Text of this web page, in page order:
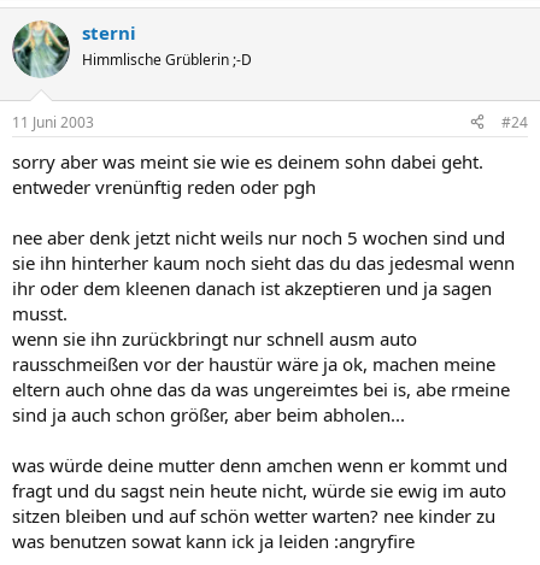
sterni
Himmlische Grüblerin ;-D
11 Juni 2003 #24
sorry aber was meint sie wie es deinem sohn dabei geht.
entweder vrenünftig reden oder pgh
nee aber denk jetzt nicht weils nur noch 5 wochen sind und
sie ihn hinterher kaum noch sieht das du das jedesmal wenn
ihr oder dem kleenen danach ist akzeptieren und ja sagen
musst.
wenn sie ihn zurückbringt nur schnell ausm auto
rausschmeißen vor der haustür wäre ja ok, machen meine
eltern auch ohne das da was ungereimtes bei is, abe rmeine
sind ja auch schon größer, aber beim abholen...
was würde deine mutter denn amchen wenn er kommt und
fragt und du sagst nein heute nicht, würde sie ewig im auto
sitzen bleiben und auf schön wetter warten? nee kinder zu
was benutzen sowat kann ick ja leiden :angryfire